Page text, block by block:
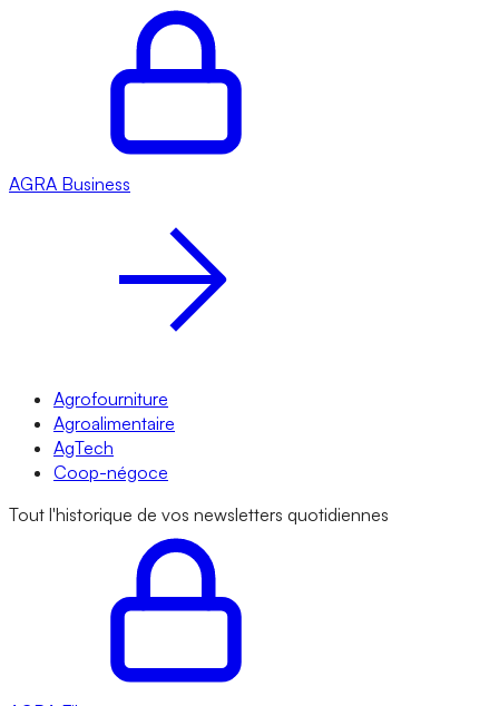
AGRA Business
Agrofourniture
Agroalimentaire
AgTech
Coop-négoce
Tout l'historique de vos newsletters quotidiennes